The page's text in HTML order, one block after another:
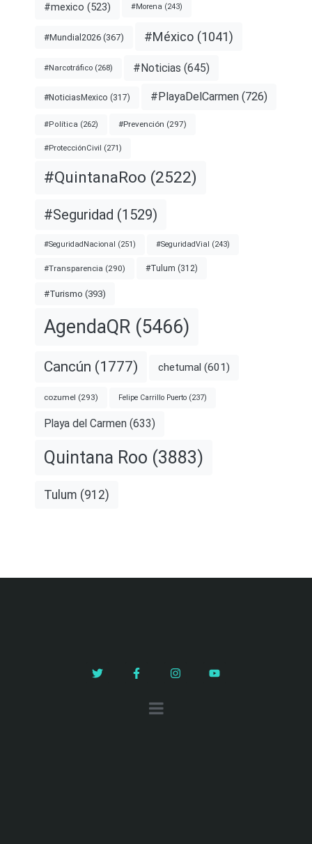
#mexico (523) #Morena (243)
#Mundial2026 (367) #México (1041)
#Narcotráfico (268) #Noticias (645)
#NoticiasMexico (317) #PlayaDelCarmen (726)
#Política (262) #Prevención (297)
#ProtecciónCivil (271)
#QuintanaRoo (2522)
#Seguridad (1529)
#SeguridadNacional (251) #SeguridadVial (243)
#Transparencia (290) #Tulum (312)
#Turismo (393)
AgendaQR (5466)
Cancún (1777) chetumal (601)
cozumel (293) Felipe Carrillo Puerto (237)
Playa del Carmen (633)
Quintana Roo (3883)
Tulum (912)